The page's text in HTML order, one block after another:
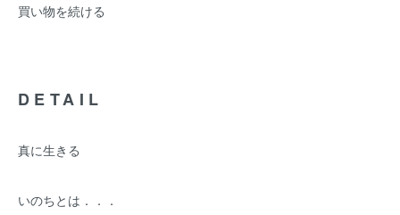
買い物を続ける
DETAIL
真に生きる
いのちとは．．．